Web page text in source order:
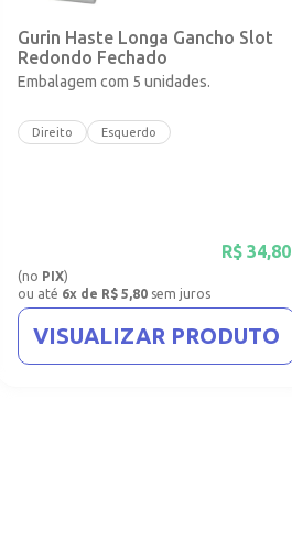
Gurin Haste Longa Gancho Slot
Redondo Fechado
Embalagem com 5 unidades.
Direito Esquerdo
R$ 34,80
(no PIX)
ou até 6x de R$ 5,80 sem juros
VISUALIZAR PRODUTO